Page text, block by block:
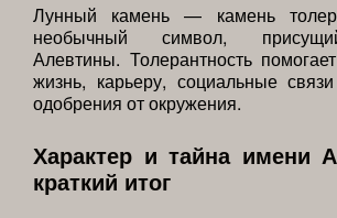
Лунный камень — камень
необычный символ,
Алевтины. Толерантность
жизнь, карьеру, социальные
одобрения от окружения.
Характер и тайна имени
краткий итог